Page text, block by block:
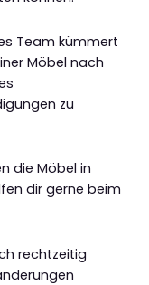
Team kümmert
Möbel nach
zu
die Möbel in
dir gerne beim
rechtzeitig